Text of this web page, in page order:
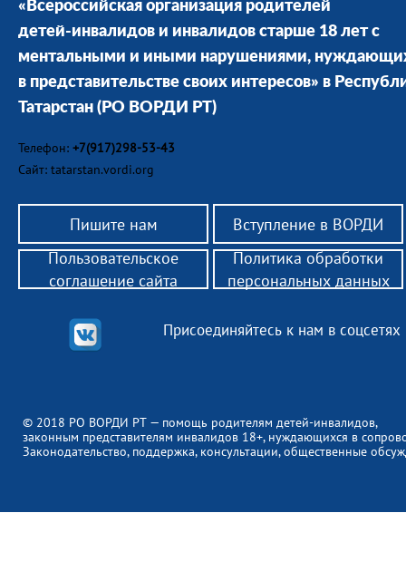
«Всероссийская организация родителей
детей-инвалидов и инвалидов старше 18 лет с
ментальными и иными нарушениями,
в представительстве своих интересов» в
Татарстан (РО ВОРДИ РТ)
Телефон: +7(917)298-53-43
Сайт: tatarstan.vordi.org
Пишите нам Вступление в ВОРДИ
© 2018 РО ВОРДИ РТ — помощь родителям детей-инвалидов,
законным представителям инвалидов 18+, нуждающихся в
Законодательство, поддержка, консультации, общественные
Присоединяйтесь к нам в соцсетях
Пользовательское
соглашение сайта
Политика обработки
персональных данных